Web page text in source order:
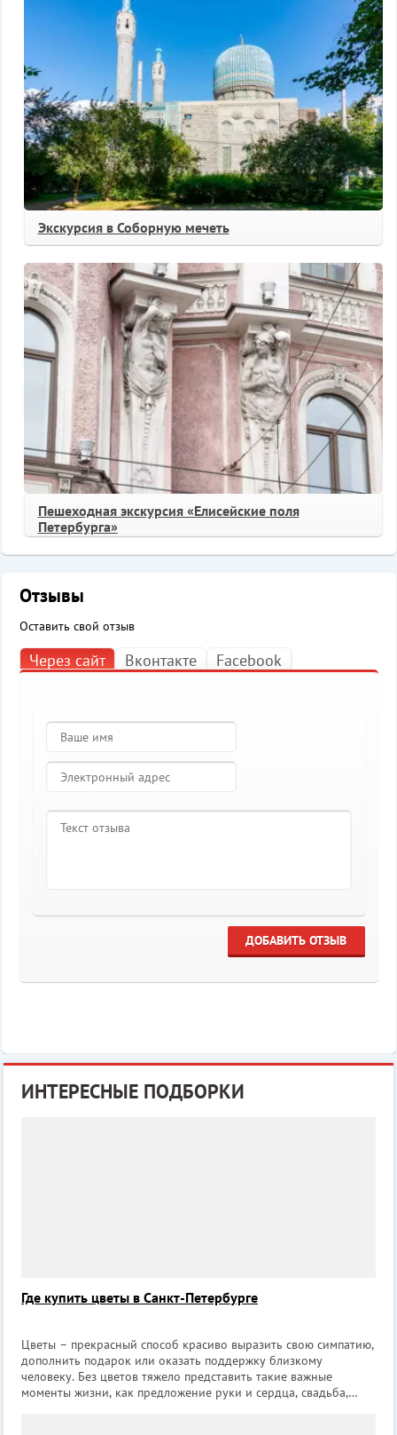
Экскурсия в Соборную мечеть
Пешеходная экскурсия «Елисейские поля
Петербурга»
Отзывы
Оставить свой отзыв
Через сайт Вконтакте Facebook
ДОБАВИТЬ ОТЗЫВ
ИНТЕРЕСНЫЕ ПОДБОРКИ
Где купить цветы в Санкт-Петербурге
Цветы – прекрасный способ красиво выразить свою симпатию,
дополнить подарок или оказать поддержку близкому
человеку. Без цветов тяжело представить такие важные
моменты жизни, как предложение руки и сердца, свадьба,